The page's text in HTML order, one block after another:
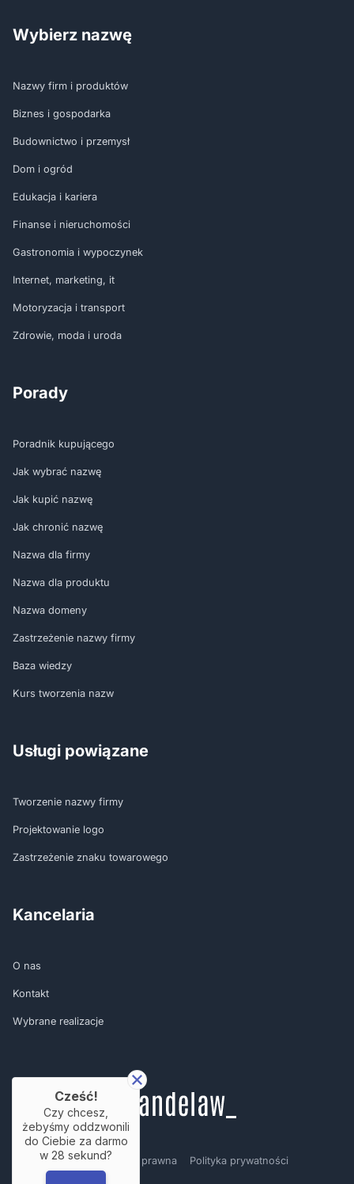
Wybierz nazwę
Nazwy firm i produktów
Biznes i gospodarka
Budownictwo i przemysł
Dom i ogród
Edukacja i kariera
Finanse i nieruchomości
Gastronomia i wypoczynek
Internet, marketing, it
Motoryzacja i transport
Zdrowie, moda i uroda
Porady
Poradnik kupującego
Jak wybrać nazwę
Jak kupić nazwę
Jak chronić nazwę
Nazwa dla firmy
Nazwa dla produktu
Nazwa domeny
Zastrzeżenie nazwy firmy
Baza wiedzy
Kurs tworzenia nazw
Usługi powiązane
Tworzenie nazwy firmy
Projektowanie logo
Zastrzeżenie znaku towarowego
Kancelaria
O nas
Kontakt
Wybrane realizacje
Regulamin Nota prawna Polityka prywatności
Cześć!
Czy chcesz,
żebyśmy oddzwonili
do Ciebie za darmo
w 28 sekund?